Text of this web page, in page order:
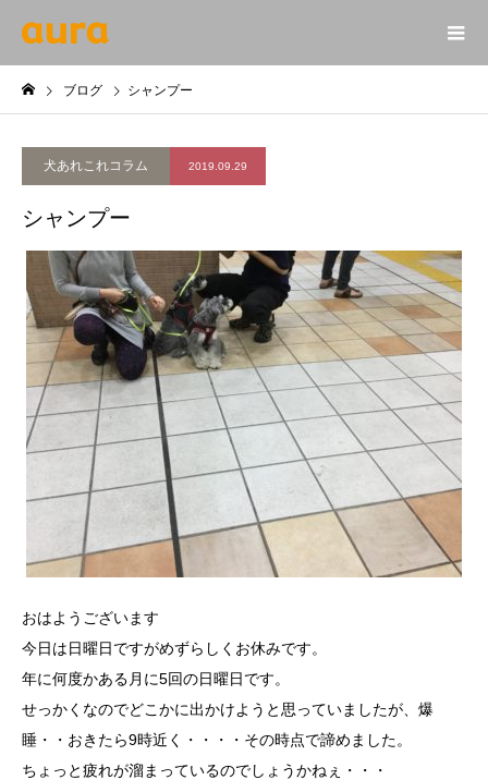
ブログ シャンプー
犬あれこれコラム 2019.09.29
シャンプー
おはようございます
今日は日曜日ですがめずらしくお休みです。
年に何度かある月に5回の日曜日です。
せっかくなのでどこかに出かけようと思っていましたが、爆
睡・・おきたら9時近く・・・・その時点で諦めました。
ちょっと疲れが溜まっているのでしょうかねぇ・・・